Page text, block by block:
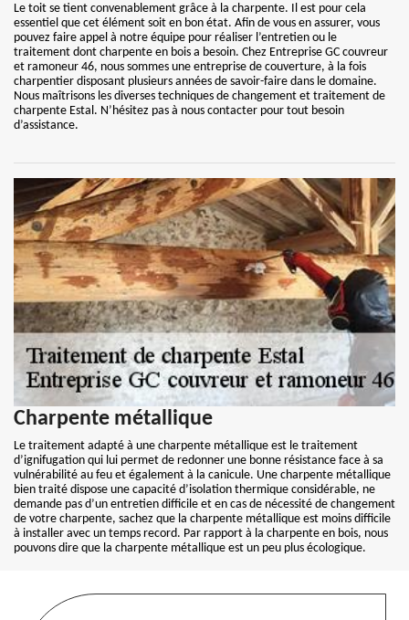
Le toit se tient convenablement grâce à la charpente. Il est pour cela
essentiel que cet élément soit en bon état. Afin de vous en assurer, vous
pouvez faire appel à notre équipe pour réaliser l’entretien ou le
traitement dont charpente en bois a besoin. Chez Entreprise GC couvreur
et ramoneur 46, nous sommes une entreprise de couverture, à la fois
charpentier disposant plusieurs années de savoir-faire dans le domaine.
Nous maîtrisons les diverses techniques de changement et traitement de
charpente Estal. N’hésitez pas à nous contacter pour tout besoin
d’assistance.
Charpente métallique
Le traitement adapté à une charpente métallique est le traitement
d’ignifugation qui lui permet de redonner une bonne résistance face à sa
vulnérabilité au feu et également à la canicule. Une charpente métallique
bien traité dispose une capacité d’isolation thermique considérable, ne
demande pas d’un entretien difficile et en cas de nécessité de changement
de votre charpente, sachez que la charpente métallique est moins difficile
à installer avec un temps record. Par rapport à la charpente en bois, nous
pouvons dire que la charpente métallique est un peu plus écologique.